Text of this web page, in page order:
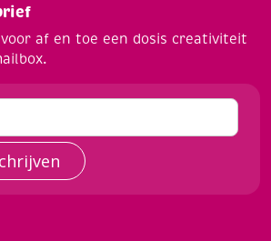
af en toe een dosis creativiteit